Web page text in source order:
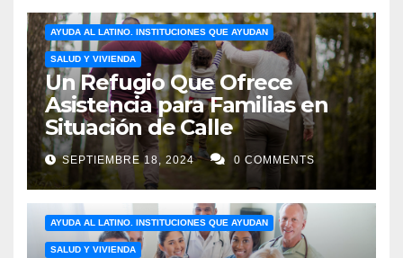
AYUDA AL LATINO. INSTITUCIONES QUE AYUDAN
SALUD Y VIVIENDA
Un Refugio Que Ofrece
Asistencia para Familias en
Situación de Calle
SEPTIEMBRE 18, 2024 0 COMMENTS
AYUDA AL LATINO. INSTITUCIONES QUE AYUDAN
SALUD Y VIVIENDA